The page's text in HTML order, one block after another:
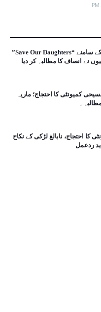
اقوام متحدہ ہیڈکوارٹر کے سامنے “Save Our Daughters”
نے انصاف کا مطالبہ کر دیا
کمیونٹی کا احتجاج؛ ماریہ
کا احتجاج، نابالغ لڑکی کے نکاح
ردعمل